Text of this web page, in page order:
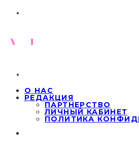
О НАС
РЕДАКЦИЯ
ПАРТНЕРСТВО
ЛИЧНЫЙ КАБИНЕТ
ПОЛИТИКА